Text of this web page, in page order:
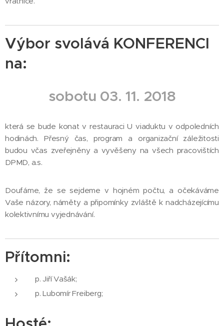
Výbor svolává KONFERENCI
na:
sobotu 03. 11. 2018
která se bude konat v restauraci U viaduktu v odpoledních
hodinách. Přesný čas, program a organizační záležitosti
budou včas zveřejněny a vyvěšeny na všech pracovištích
DPMD, a.s.
Doufáme, že se sejdeme v hojném počtu, a očekáváme
Vaše názory, náměty a připomínky zvláště k nadcházejícímu
kolektivnímu vyjednávání.
Přítomni:
p. Jiří Vašák;
p. Lubomír Freiberg;